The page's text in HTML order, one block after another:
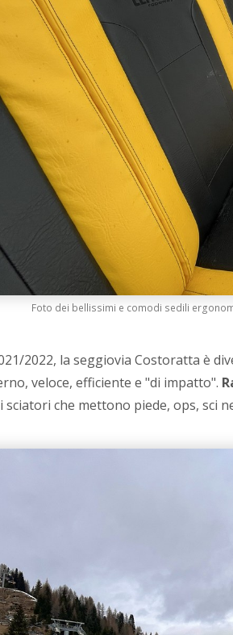
Foto dei bellissimi e comodi sedili
2022, la seggiovia Costoratta è
veloce, efficiente e "di impatto".
sciatori che mettono piede, ops, sci